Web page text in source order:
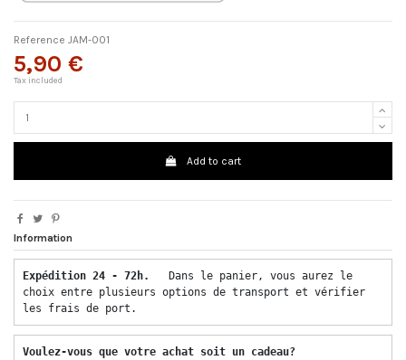
Reference JAM-001
5,90 €
Tax included
Add to cart
Information
Expédition 24 - 72h.
Dans le panier, vous aurez le
choix entre plusieurs options de transport et vérifier
les frais de port.
Voulez-vous que votre achat soit un cadeau?